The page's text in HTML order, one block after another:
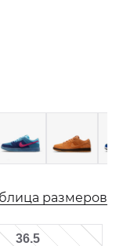
размеров
36.5